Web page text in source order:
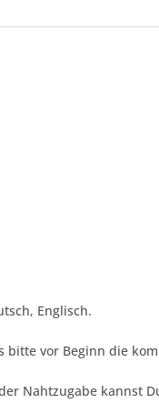
Englisch.
vor Beginn die
Nahtzugabe kannst